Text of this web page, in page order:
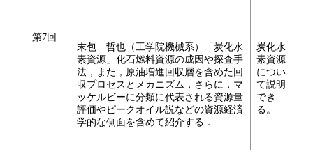
第7回
末包 哲也（工学院機械系）「炭化水
素資源」化石燃料資源の成因や探査手
法，また，原油増進回収層を含めた回
収プロセスとメカニズム，さらに，マ
ッケルビーに分類に代表される資源量
評価やピークオイル説などの資源経済
学的な側面を含めて紹介する．
炭化水
素資源
につい
て説明
でき
る。